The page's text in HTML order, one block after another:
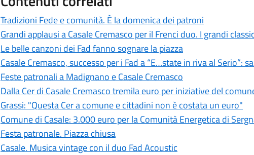
Tradizioni Fede e comunità. È la domenica dei patroni
Grandi applausi a Casale Cremasco per il Frenci duo. I grandi
Le belle canzoni dei Fad fanno sognare la piazza
Casale Cremasco, successo per i Fad a “E…state in riva al Serio”:
Feste patronali a Madignano e Casale Cremasco
Dalla Cer di Casale Cremasco tremila euro per iniziative del
Grassi: "Questa Cer a comune e cittadini non è costata un euro"
Comune di Casale: 3.000 euro per la Comunità Energetica di
Festa patronale. Piazza chiusa
Casale. Musica vintage con il duo Fad Acoustic